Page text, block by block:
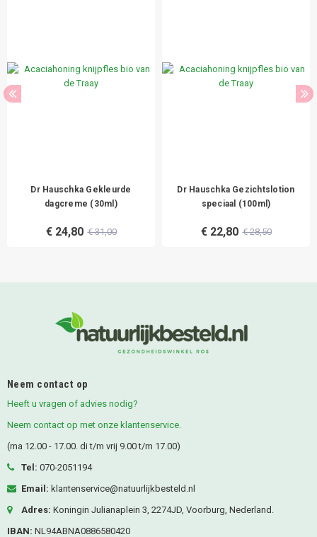
Dr Hauschka Gekleurde
dagcreme (30ml)
€ 24,80 € 31,00
Dr Hauschka Gezichtslotion
speciaal (100ml)
€ 22,80 € 28,50
Neem contact op
Heeft u vragen of advies nodig?
Neem contact op met onze klantenservice.
(ma 12.00 - 17.00. di t/m vrij 9.00 t/m 17.00)
Tel: 070-2051194
Email: klantenservice@natuurlijkbesteld.nl
Adres: Koningin Julianaplein 3, 2274JD, Voorburg, Nederland.
IBAN: NL94ABNA0886580420